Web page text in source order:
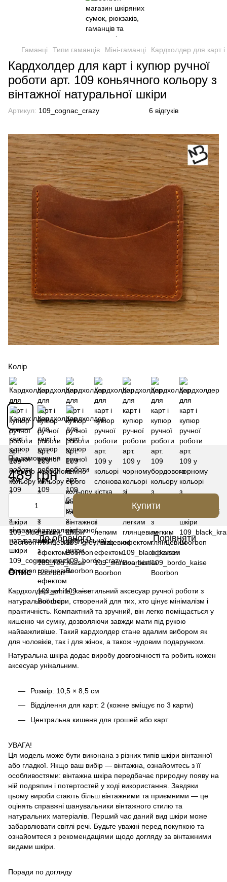
Гаманці Типи гаманців Міні-гаманці Кардхолдер для карт
Кардхолдер для карт і купюр ручної
роботи арт. 109 коньячного кольору з
вінтажної натуральної шкіри
Артикул: 109_cognac_crazy 6 відгуків
Колір
Під замовлення
489 грн
Купити
До обраного Порівняти
Опис
Кардхолдер арт. 109 — стильний аксесуар ручної роботи з
натуральної шкіри, створений для тих, хто цінує мінімалізм і
практичність. Компактний та зручний, він легко поміщається у
кишеню чи сумку, дозволяючи завжди мати під рукою
найважливіше. Такий кардхолдер стане вдалим вибором як
для чоловіків, так і для жінок, а також чудовим подарунком.
Натуральна шкіра додає виробу довговічності та робить кожен
аксесуар унікальним.
Розмір: 10,5 × 8,5 см
Відділення для карт: 2 (кожне вміщує по 3 карти)
Центральна кишеня для грошей або карт
УВАГА!
Ця модель може бути виконана з різних типів шкіри вінтажної
або гладкої. Якщо ваш вибір — вінтажна, ознайомтесь з її
особливостями: вінтажна шкіра передбачає природну появу на
ній подряпин і потертостей у ході використання. Завдяки
цьому вироби стають більш вінтажними та приємними — це
оцінять справжні шанувальники вінтажного стилю та
натуральних матеріалів. Перший час даний вид шкіри може
забарвлювати світлі речі. Будьте уважні перед покупкою та
ознайомтеся з рекомендаціями щодо догляду за вінтажними
видами шкіри.
Поради по догляду